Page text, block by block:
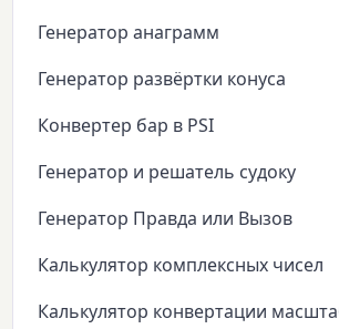
Генератор анаграмм
Генератор развёртки конуса
Конвертер бар в PSI
Генератор и решатель судоку
Генератор Правда или Вызов
Калькулятор комплексных чисел
Калькулятор конвертации